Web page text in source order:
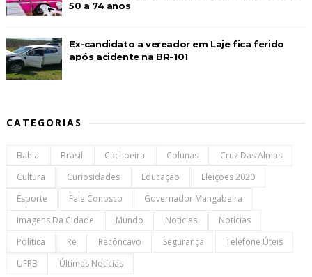
50 a 74 anos
Ex-candidato a vereador em Laje fica ferido
após acidente na BR-101
CATEGORIAS
Bahia Brasil Cachoeira Colunas
Cruz Das Almas
Cultura
Curiosidades Educação
Eleições 2020
Esporte
Fale Conosco
Governador Mangabeira
Imagens Da Cidade
Mundo Noticias
Notícias
Política
Re Recôncavo Segurança
Telefone Úteis
UFRB
Últimas Notícias